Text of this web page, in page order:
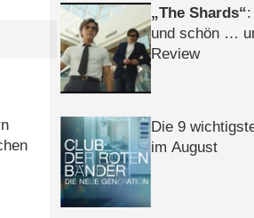
The Shards
und schön …
Review
Die 9
im August